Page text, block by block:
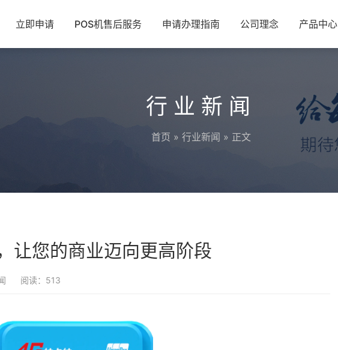
立即申请 POS机售后服务 申请办理指南 公司理念 产品中心
行业新闻
首页 » 行业新闻 » 正文
让您的商业迈向更高阶段
阅读：513